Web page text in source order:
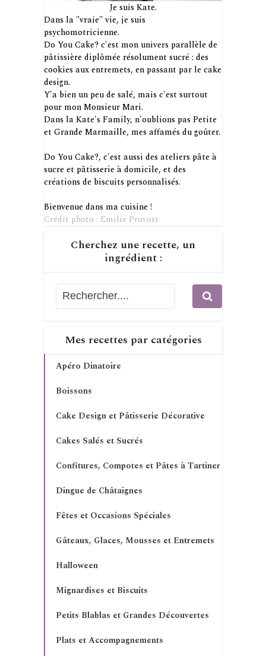
Je suis Kate.
Dans la "vraie" vie, je suis
psychomotricienne.
Do You Cake? c'est mon univers parallèle de
pâtissière diplômée résolument sucré : des
cookies aux entremets, en passant par le cake
design.
Y'a bien un peu de salé, mais c'est surtout
pour mon Monsieur Mari.
Dans la Kate's Family, n'oublions pas Petite
et Grande Marmaille, mes affamés du goûter.
Do You Cake?, c'est aussi des ateliers pâte à
sucre et pâtisserie à domicile, et des
créations de biscuits personnalisés.
Bienvenue dans ma cuisine !
Crédit photo : Emilie Provost
Cherchez une recette, un
ingrédient :
Mes recettes par catégories
Apéro Dinatoire
Boissons
Cake Design et Pâtisserie Décorative
Cakes Salés et Sucrés
Confitures, Compotes et Pâtes à Tartiner
Dingue de Châtaignes
Fêtes et Occasions Spéciales
Gâteaux, Glaces, Mousses et Entremets
Halloween
Mignardises et Biscuits
Petits Blablas et Grandes Découvertes
Plats et Accompagnements